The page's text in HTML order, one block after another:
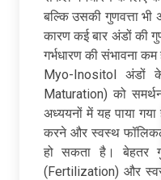
बल्कि उसकी गुणवत्ता भी
कारण कई बार अंडों की
गर्भधारण की संभावना
Myo-Inositol अंडों
Maturation) को
अध्ययनों में यह पाया गया
करने और स्वस्थ फॉलिकल
हो सकता है। बेहतर
(Fertilization) और